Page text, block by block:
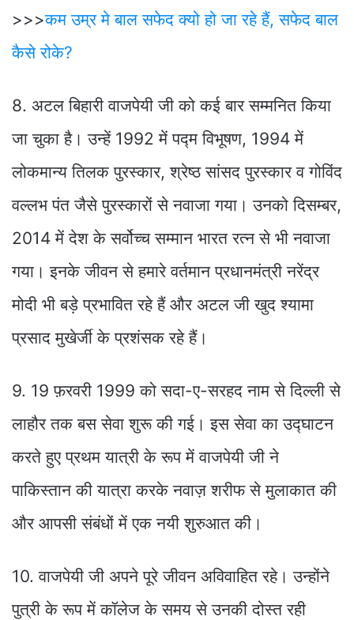
>>>कम उम्र मे बाल सफेद क्यो हो जा रहे हैं, सफेद बाल
कैसे रोके?
8. अटल बिहारी वाजपेयी जी को कई बार सम्मनित किया
जा चुका है। उन्हें 1992 में पद्म विभूषण, 1994 में
लोकमान्य तिलक पुरस्कार, श्रेष्ठ सांसद पुरस्कार व गोविंद
वल्लभ पंत जैसे पुरस्कारों से नवाजा गया। उनको दिसम्बर,
2014 में देश के सर्वोच्च सम्मान भारत रत्न से भी नवाजा
गया। इनके जीवन से हमारे वर्तमान प्रधानमंत्री नरेंद्र
मोदी भी बड़े प्रभावित रहे हैं और अटल जी खुद श्यामा
प्रसाद मुखेर्जी के प्रशंसक रहे हैं।
9. 19 फ़रवरी 1999 को सदा-ए-सरहद नाम से दिल्ली से
लाहौर तक बस सेवा शुरू की गई। इस सेवा का उद्घाटन
करते हुए प्रथम यात्री के रूप में वाजपेयी जी ने
पाकिस्तान की यात्रा करके नवाज़ शरीफ से मुलाकात की
और आपसी संबंधों में एक नयी शुरुआत की।
10. वाजपेयी जी अपने पूरे जीवन अविवाहित रहे। उन्होंने
पुत्री के रूप में कॉलेज के समय से उनकी दोस्त रही